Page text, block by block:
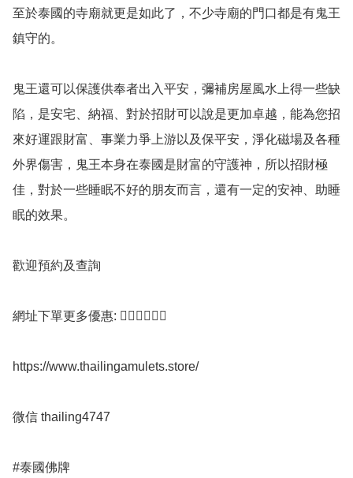
至於泰國的寺廟就更是如此了，不少寺廟的門口都是有鬼王
鎮守的。
鬼王還可以保護供奉者出入平安，彌補房屋風水上得一些缺
陷，是安宅、納福、對於招財可以說是更加卓越，能為您招
來好運跟財富、事業力爭上游以及保平安，淨化磁場及各種
外界傷害，鬼王本身在泰國是財富的守護神，所以招財極
佳，對於一些睡眠不好的朋友而言，還有一定的安神、助睡
眠的效果。
歡迎預約及查詢
網址下單更多優惠: 👇🏻👇🏻👇🏻
https://www.thailingamulets.store/
微信 thailing4747
#泰國佛牌